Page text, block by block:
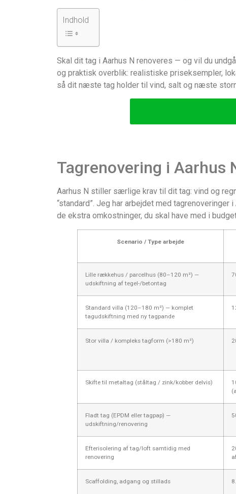
Indhold
Skal dit tag i Aarhus N renoveres — og vil du
og praktisk overblik: realistiske priseksempler,
så dit næste tag holder til vind, salt og næste
Tagrenovering i Aarhus
Aarhus N stiller særlige krav til dit tag: vind og
“standard”. Jeg har arbejdet med
de ekstra omkostninger, du skal have med i
Scenario / Type arbejde
Lille rækkehus / parcelhus (80–120 m²) —
udskiftning af tegel-/betontag
Standard villa (120–180 m²) — komplet
tagudskiftning med ny tagpande
Stor villa / kompleks tagform (>180 m²)
Skifte til metaltag (ståltag / zink/kobber delvis)
Fladt tag (EPDM eller tagpap) —
udskiftning/renovering
Efterisolering af tag/loft samtidig med
renovering
Scaffolding, adgang og stillads